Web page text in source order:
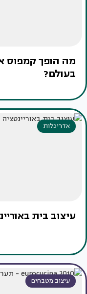
מה הופך קמפוס
בעולם?
אדריכלות
עיצוב בית
עיצוב מטבחים